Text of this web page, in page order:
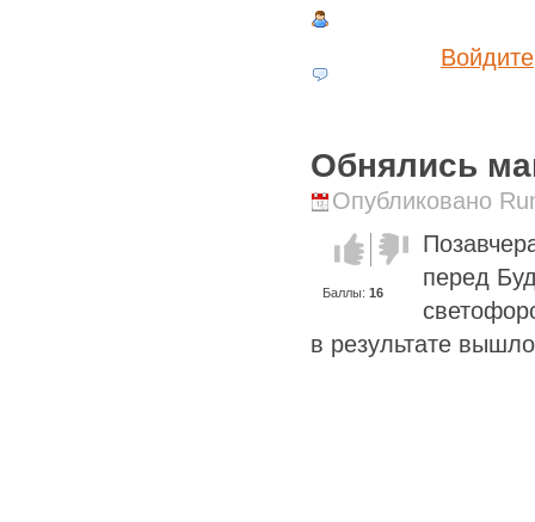
Войдите
Обнялись
Опубликовано
Голос за!Голос
против!
Баллы: 16
перед
в результате